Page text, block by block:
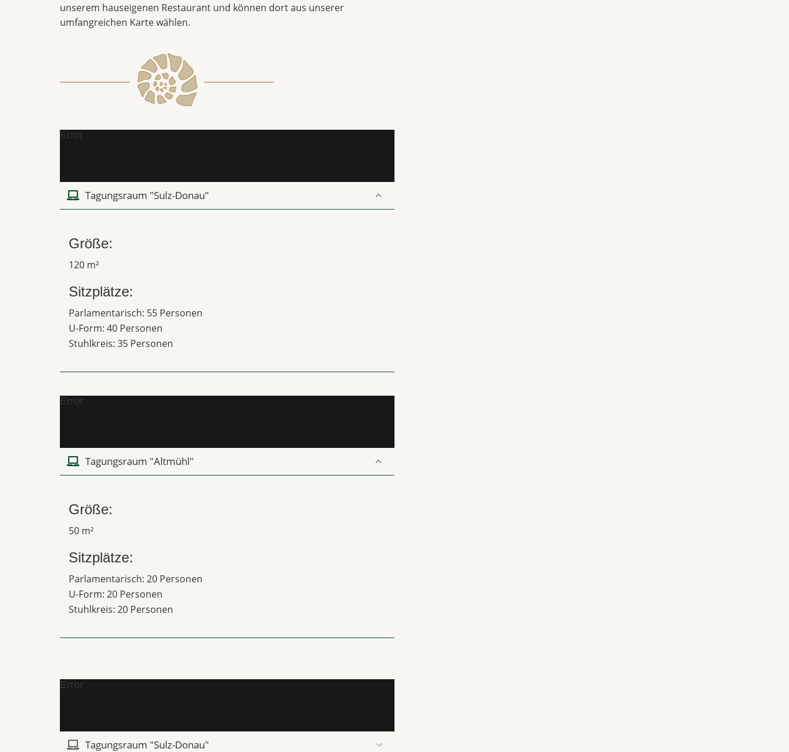
unserem hauseigenen Restaurant und können dort aus unserer
umfangreichen Karte wählen.
Error
Tagungsraum "Sulz-Donau"
Größe:
120 m²
Sitzplätze:
Parlamentarisch: 55 Personen
U-Form: 40 Personen
Stuhlkreis: 35 Personen
Error
Tagungsraum "Altmühl"
Größe:
50 m²
Sitzplätze:
Parlamentarisch: 20 Personen
U-Form: 20 Personen
Stuhlkreis: 20 Personen
Error
Tagungsraum "Sulz-Donau"